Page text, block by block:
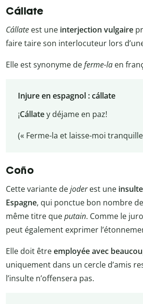
Cállate
Cállate est une interjection vulgaire
faire taire son interlocuteur lors
Elle est synonyme deferme-la en
Injure en espagnol : cállate
¡Cállatey déjame en paz!
(« Ferme-la et laisse-moi tranquille
Coño
Cette variante dejoderest une
Espagne, qui ponctue bon nombre
même titre queputain. Comme le
peut également exprimer
Elle doit êtreemployée avec
uniquement dans un cercle d’amis
l’insulte n’offensera pas.